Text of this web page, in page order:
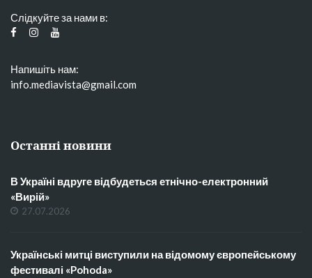
Слідкуйте за нами в:
Напишіть нам:
info.mediavista@gmail.com
Останні новини
В Україні вдруге відбудеться етнічно-електронний
«Вирій»
27.07.2026
Українські митці виступили на відомому європейському
фестивалі «Pohoda»